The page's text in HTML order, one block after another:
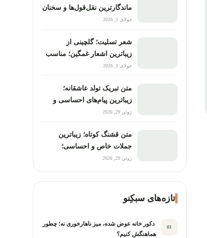
ماندگارترین نقل‌قول‌ها و سخنان
تأثیرگذار؛ درباره زندگی، آزادی
جولای 1, 2026
شعر تسلیت؛ گلچینی از
زیباترین اشعار غمگین؛ مناسب
پیام، استوری و مراسم ترحیم
جولای 1, 2026
متن تبریک تولد عاشقانه؛
زیباترین پیام‌های احساسی و
خاص؛ مناسب همسر، عشق و
ژوئن 29, 2026
متن قشنگ کوتاه؛ زیباترین
جملات خاص و احساسی؛
مناسب کپشن، استوری و
ژوئن 29, 2026
تازه‌های سبکِنو
01
دکور خانه عوض شده، میز ناهارخوری نه؛ چطور
هماهنگش کنیم؟